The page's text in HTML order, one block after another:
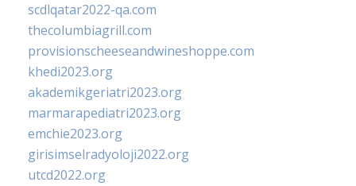
scdlqatar2022-qa.com
thecolumbiagrill.com
provisionscheeseandwineshoppe.com
khedi2023.org
akademikgeriatri2023.org
marmarapediatri2023.org
emchie2023.org
girisimselradyoloji2022.org
utcd2022.org